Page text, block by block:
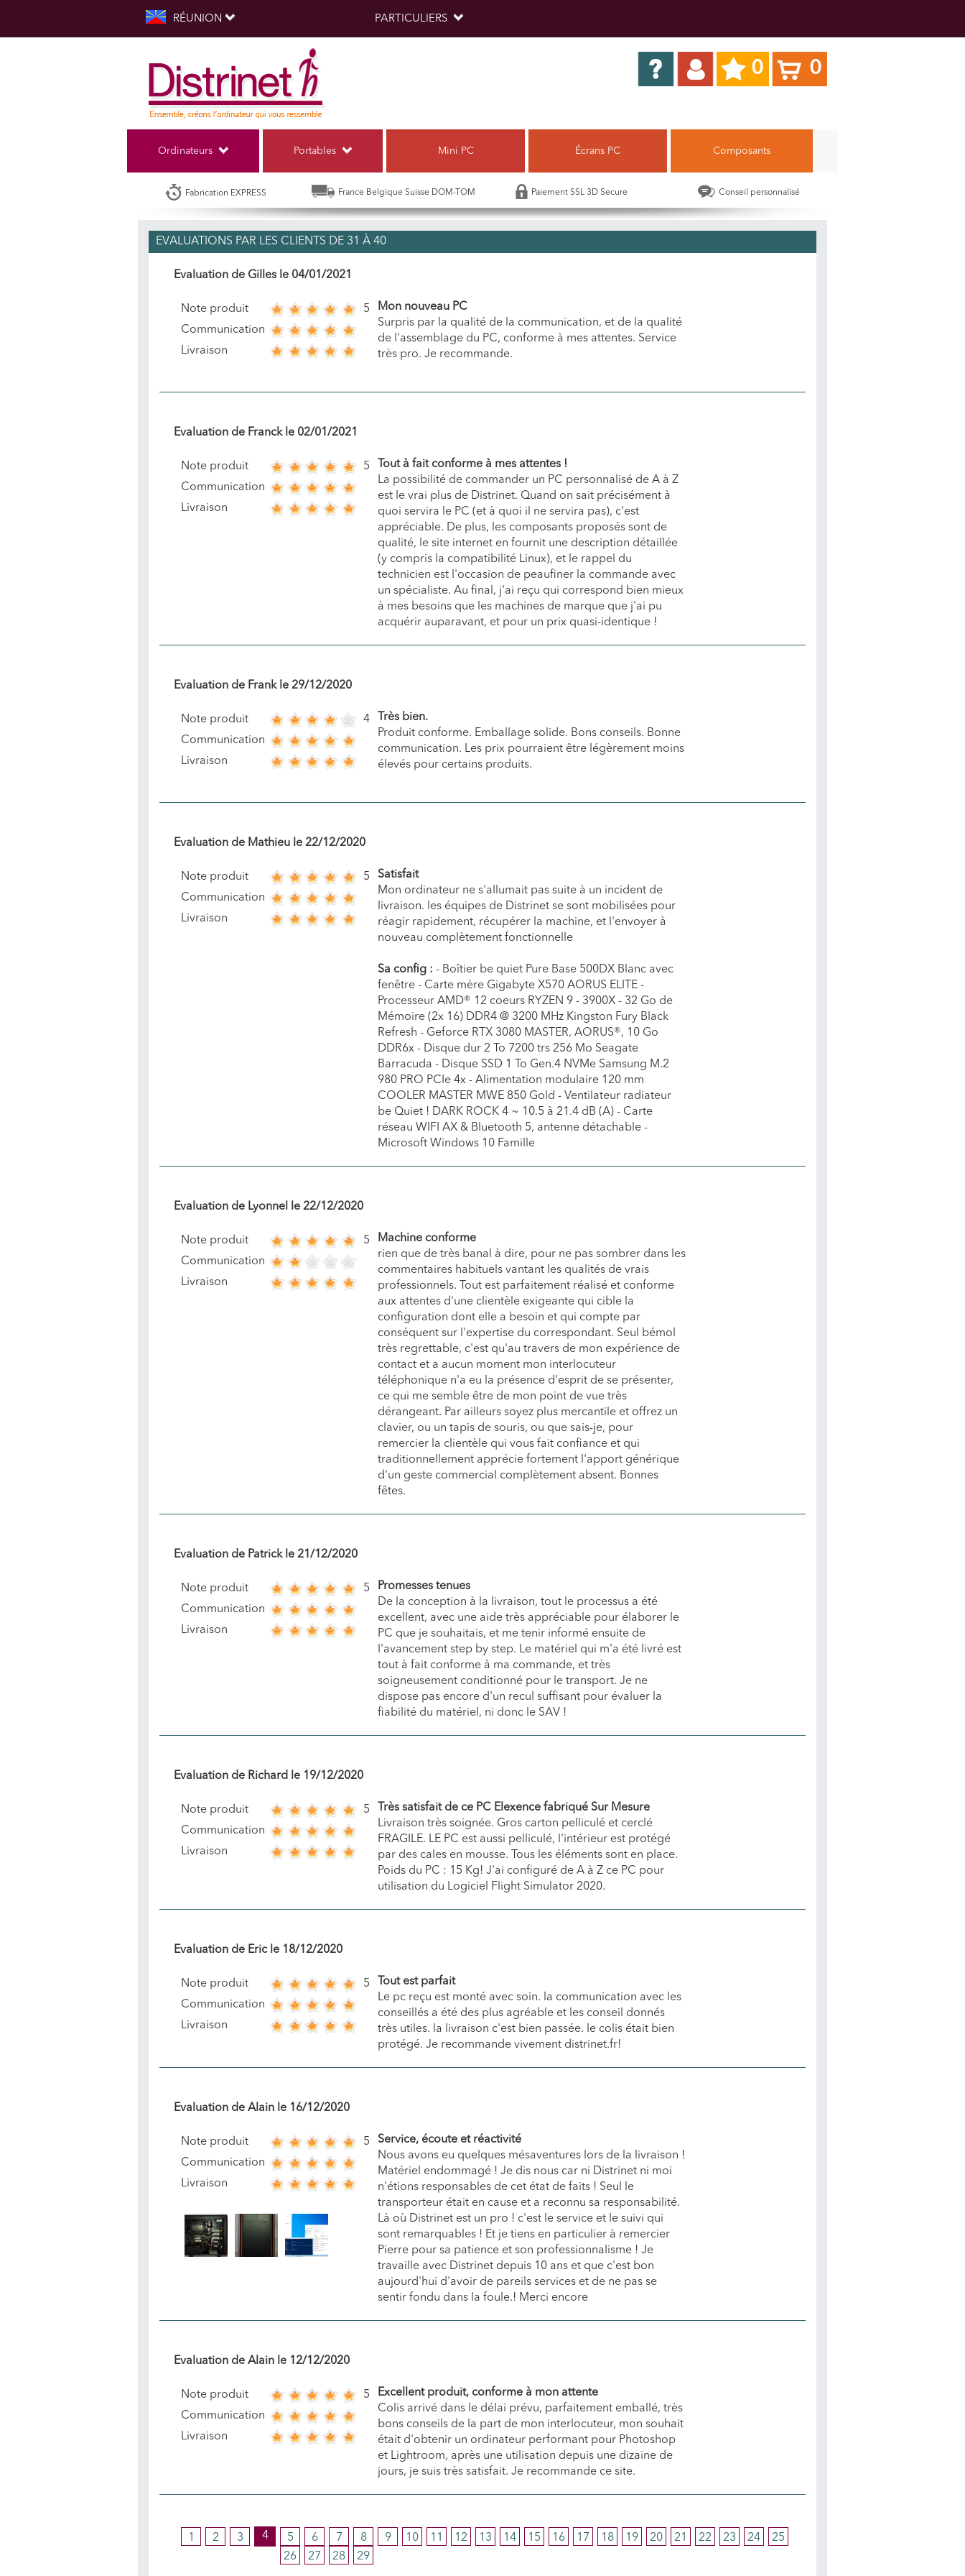
RÉUNION PARTICULIERS
0 0
Ordinateurs Portables Mini PC Écrans PC Composants
Fabrication EXPRESS France Belgique Suisse DOM-TOM Paiement SSL 3D Secure Conseil personnalisé
EVALUATIONS PAR LES CLIENTS DE 31 À 40
Evaluation de Gilles le 04/01/2021
Note produit
5
Communication
Livraison
Mon nouveau PC
Surpris par la qualité de la communication, et de la qualité
de l'assemblage du PC, conforme à mes attentes. Service
très pro. Je recommande.
Evaluation de Franckle 02/01/2021
Note produit
5
Communication
Livraison
Tout à fait conforme à mes attentes !
La possibilité de commander un PC personnalisé de A à Z
est le vrai plus de Distrinet. Quand on sait précisément à
quoi servira le PC (et à quoi il ne servira pas), c'est
appréciable. De plus, les composants proposés sont de
qualité, le site internet en fournit une description détaillée
(y compris la compatibilité Linux), et le rappel du
technicien est l'occasion de peaufiner la commande avec
un spécialiste. Au final, j'ai reçu qui correspond bien mieux
à mes besoins que les machines de marque que j'ai pu
acquérir auparavant, et pour un prix quasi-identique !
Evaluation de Frankle 29/12/2020
Note produit
4
Communication
Livraison
Très bien.
Produit conforme. Emballage solide. Bons conseils. Bonne
communication. Les prix pourraient être légèrement moins
élevés pour certains produits.
Evaluation de Mathieu le 22/12/2020
Note produit
5
Communication
Livraison
Satisfait
Mon ordinateur ne s'allumait pas suite à un incident de
livraison. les équipes de Distrinet se sont mobilisées pour
réagir rapidement, récupérer la machine, et l'envoyer à
nouveau complètement fonctionnelle
Sa config : - Boîtier be quiet Pure Base 500DX Blanc avec
fenêtre - Carte mère Gigabyte X570 AORUS ELITE -
Processeur AMD® 12 coeurs RYZEN 9 - 3900X - 32 Go de
Mémoire (2x 16) DDR4 @ 3200 MHz Kingston Fury Black
Refresh - Geforce RTX 3080 MASTER, AORUS®, 10 Go
DDR6x - Disque dur 2 To 7200 trs 256 Mo Seagate
Barracuda - Disque SSD 1 To Gen.4 NVMe Samsung M.2
980 PRO PCIe 4x - Alimentation modulaire 120 mm
COOLER MASTER MWE 850 Gold - Ventilateur radiateur
be Quiet ! DARK ROCK 4 ~ 10.5 à 21.4 dB (A) - Carte
réseau WIFI AX & Bluetooth 5, antenne détachable -
Microsoft Windows 10 Famille
Evaluation de Lyonnel le 22/12/2020
Note produit
5
Communication
Livraison
Machine conforme
rien que de très banal à dire, pour ne pas sombrer dans les
commentaires habituels vantant les qualités de vrais
professionnels. Tout est parfaitement réalisé et conforme
aux attentes d'une clientèle exigeante qui cible la
configuration dont elle a besoin et qui compte par
conséquent sur l'expertise du correspondant. Seul bémol
très regrettable, c'est qu'au travers de mon expérience de
contact et a aucun moment mon interlocuteur
téléphonique n'a eu la présence d'esprit de se présenter,
ce qui me semble être de mon point de vue très
dérangeant. Par ailleurs soyez plus mercantile et offrez un
clavier, ou un tapis de souris, ou que sais-je, pour
remercier la clientèle qui vous fait confiance et qui
traditionnellement apprécie fortement l'apport générique
d'un geste commercial complètement absent. Bonnes
fêtes.
Evaluation de Patrickle 21/12/2020
Note produit
5
Communication
Livraison
Promesses tenues
De la conception à la livraison, tout le processus a été
excellent, avec une aide très appréciable pour élaborer le
PC que je souhaitais, et me tenir informé ensuite de
l'avancement step by step. Le matériel qui m'a été livré est
tout à fait conforme à ma commande, et très
soigneusement conditionné pour le transport. Je ne
dispose pas encore d'un recul suffisant pour évaluer la
fiabilité du matériel, ni donc le SAV !
Evaluation de Richard le 19/12/2020
Note produit
5
Communication
Livraison
Très satisfait de ce PC Elexence fabriqué Sur Mesure
Livraison très soignée. Gros carton pelliculé et cerclé
FRAGILE. LE PC est aussi pelliculé, l'intérieur est protégé
par des cales en mousse. Tous les éléments sont en place.
Poids du PC : 15 Kg! J'ai configuré de A à Z ce PC pour
utilisation du Logiciel Flight Simulator 2020.
Evaluation de Ericle 18/12/2020
Note produit
5
Communication
Livraison
Tout est parfait
Le pc reçu est monté avec soin. la communication avec les
conseillés a été des plus agréable et les conseil donnés
très utiles. la livraison c'est bien passée. le colis était bien
protégé. Je recommande vivement distrinet.fr!
Evaluation de Alain le 16/12/2020
Note produit
5
Communication
Livraison
Service, écoute et réactivité
Nous avons eu quelques mésaventures lors de la livraison !
Matériel endommagé ! Je dis nous car ni Distrinet ni moi
n'étions responsables de cet état de faits ! Seul le
transporteur était en cause et a reconnu sa responsabilité.
Là où Distrinet est un pro ! c'est le service et le suivi qui
sont remarquables ! Et je tiens en particulier à remercier
Pierre pour sa patience et son professionnalisme ! Je
travaille avec Distrinet depuis 10 ans et que c'est bon
aujourd'hui d'avoir de pareils services et de ne pas se
sentir fondu dans la foule.! Merci encore
Evaluation de Alain le 12/12/2020
Note produit
5
Communication
Livraison
Excellent produit, conforme à mon attente
Colis arrivé dans le délai prévu, parfaitement emballé, très
bons conseils de la part de mon interlocuteur, mon souhait
était d'obtenir un ordinateur performant pour Photoshop
et Lightroom, après une utilisation depuis une dizaine de
jours, je suis très satisfait. Je recommande ce site.
1 2 3 4 5 6 7 8 9 10 11 12 13 14 15 16 17 18 19 20 21 22 23 24
25
26
27 28 29